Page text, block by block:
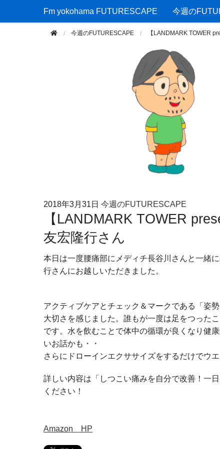
Fm yokohama FUTURESCAPE
Fm yokohama FUTURESCAPE 今週の
今週のFUTURESCAPE 【LANDMARK TOWER
2018年3月31日 今週のFUTURESCAPE
【LANDMARK TOWER
友宏隆行さん
本日は一度腰痛部にメディチ長谷川さんと一緒
行さんにお越しいただきました。
アクティブケアとチェック＆マークである「姿
大切さを感じました。誰もが一度は足をつった
です。水を飲むことで体中の循環が良くなり健
いお話かも・・
さらにドローインエクササイズをするだけでウ
詳しい内容は「しつこい痛みを自分で改善！一
ください！
Amazon HP